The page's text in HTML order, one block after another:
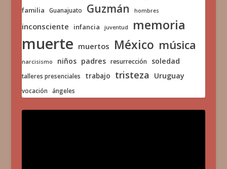
familia Guanajuato Guzmán hombres
inconsciente infancia juventud memoria
muerte muertos México música
narcisismo niños padres resurrección soledad
talleres presenciales trabajo tristeza Uruguay
vocación ángeles